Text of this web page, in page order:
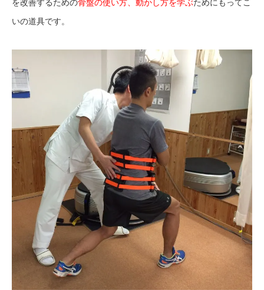
を改善するための骨盤の使い方、動かし方を学ぶためにもってこ
いの道具です。